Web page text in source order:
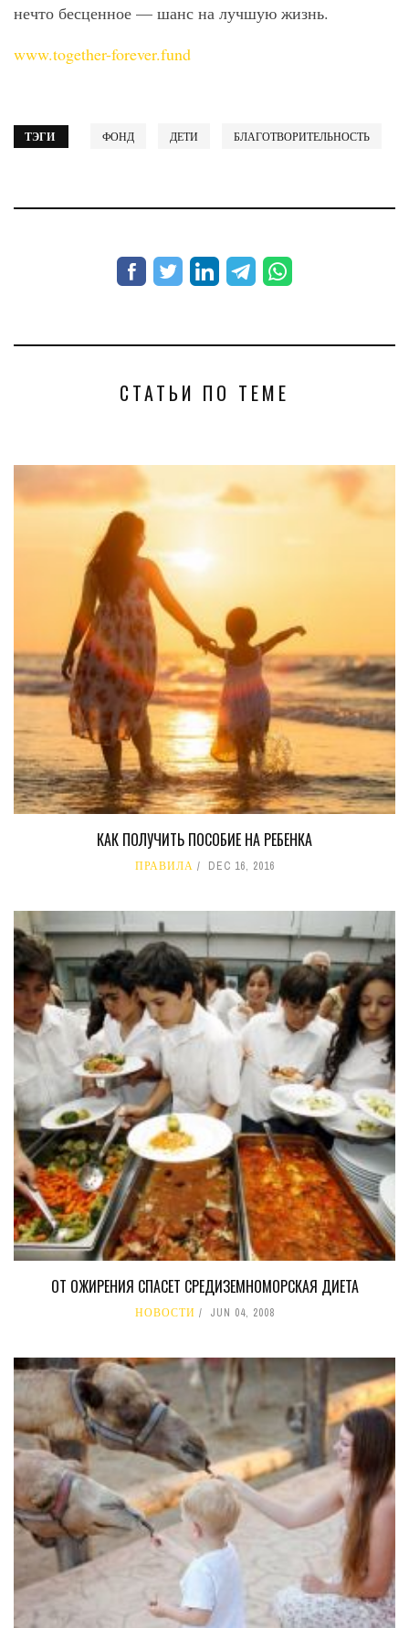
нечто бесценное — шанс на лучшую жизнь.
www.together-forever.fund
ТЭГИ ФОНД ДЕТИ БЛАГОТВОРИТЕЛЬНОСТЬ
СТАТЬИ ПО ТЕМЕ
КАК ПОЛУЧИТЬ ПОСОБИЕ НА РЕБЕНКА
ПРАВИЛА DEC 16, 2016
ОТ ОЖИРЕНИЯ СПАСЕТ СРЕДИЗЕМНОМОРСКАЯ ДИЕТА
НОВОСТИ JUN 04, 2008